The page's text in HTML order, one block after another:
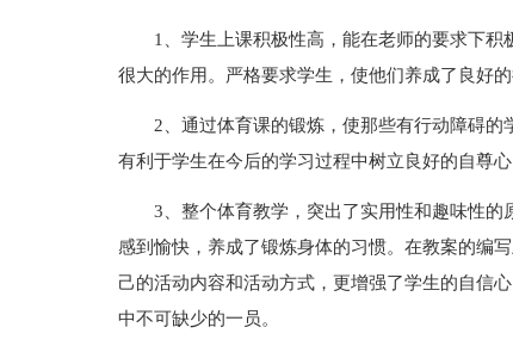
1、学生上课积极性高，能在老师的要求下
很大的作用。严格要求学生，使他们养成了良好
2、通过体育课的锻炼，使那些有行动障碍的
有利于学生在今后的学习过程中树立良好的自尊
3、整个体育教学，突出了实用性和趣味性
感到愉快，养成了锻炼身体的习惯。在教案的编
己的活动内容和活动方式，更增强了学生的自信
中不可缺少的一员。